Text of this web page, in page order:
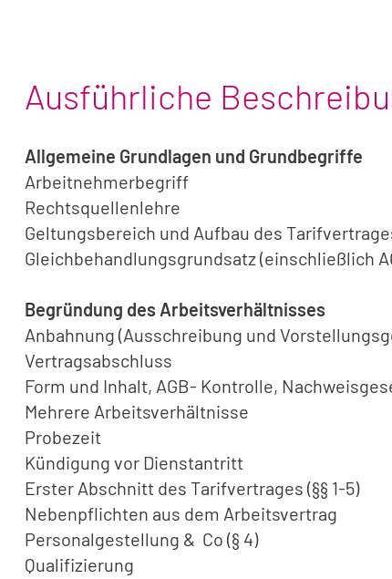
Ausführliche
Allgemeine Grundlagen und Grundbegriffe
Arbeitnehmerbegriff
Rechtsquellenlehre
Geltungsbereich und Aufbau des
Gleichbehandlungsgrundsatz (einschließlich
Begründung des Arbeitsverhältnisses
Anbahnung (Ausschreibung und
Vertragsabschluss
Form und Inhalt, AGB- Kontrolle,
Mehrere Arbeitsverhältnisse
Probezeit
Kündigung vor Dienstantritt
Erster Abschnitt des Tarifvertrages (§§ 1-5)
Nebenpflichten aus dem Arbeitsvertrag
Personalgestellung & Co (§ 4)
Qualifizierung